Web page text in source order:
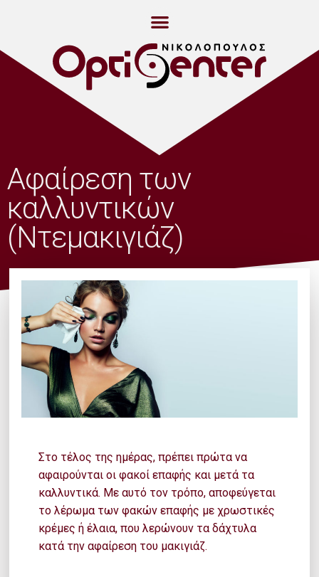
Αφαίρεση των
καλλυντικών
(Ντεμακιγιάζ)
Στο τέλος της ημέρας, πρέπει πρώτα να
αφαιρούνται οι φακοί επαφής και μετά τα
καλλυντικά. Με αυτό τον τρόπο, αποφεύγεται
το λέρωμα των φακών επαφής με χρωστικές
κρέμες ή έλαια, που λερώνουν τα δάχτυλα
κατά την αφαίρεση του μακιγιάζ.